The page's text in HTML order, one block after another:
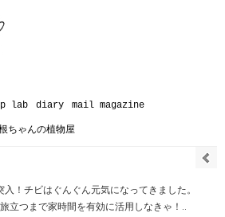
lab diary mail magazine
ちゃんの植物屋
！チビはぐんぐん元気になってきました。
立つまで家時間を有効に活用しなきゃ！‥